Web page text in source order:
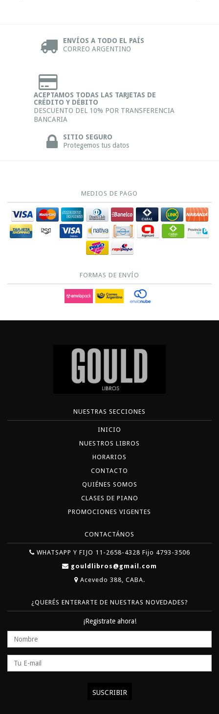
ENVÍOS A TODO EL PAÍS
CORREO ARGENTINO
ACEPTAMOS TODAS LAS TARJETAS DE
CRÉDITO Y DÉBITO
DESCUENTO DEL 10% POR TRANSFERENCIA
BANCARIA
SITIO SEGURO
Protegemos tus datos
MEDIOS DE PAGO
FORMAS DE ENVÍO
NUESTRAS SECCIONES
INICIO
NUESTROS LIBROS
HORARIOS
CONTACTO
QUIÉNES SOMOS
CLASES DE PIANO
PROMOCIONES VIGENTES
CONTACTÁNOS
WHATSAPP Y FIJO 11-2658-4328 Fijo 4793-3506
gouldlibros@gmail.com
Acevedo 388, CABA.
¿QUERÉS ENTERARTE DE NUESTRAS NOVEDADES?
¡Registrate ahora!